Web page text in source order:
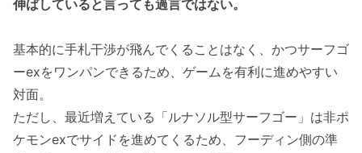
伸ばしていると言っても過言ではない。
基本的に手札干渉が飛んでくることはなく、かつサーフゴ
ーexをワンパンできるため、ゲームを有利に進めやすい
対面。
ただし、最近増えている「ルナソル型サーフゴー」は非ポ
ケモンexでサイドを進めてくるため、フーディン側の準